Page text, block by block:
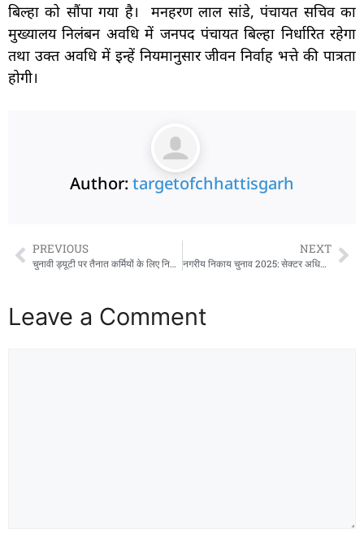
बिल्हा को सौंपा गया है। मनहरण लाल सांडे, पंचायत सचिव का
मुख्यालय निलंबन अवधि में जनपद पंचायत बिल्हा निर्धारित रहेगा
तथा उक्त अवधि में इन्हें नियमानुसार जीवन निर्वाह भत्ते की पात्रता
होगी।
Author: targetofchhattisgarh
PREVIOUS
चुनावी ड्यूटी पर तैनात कर्मियों के लिए निर्वाचन कर्तव्य मतपत्र से मतदान की सुविधा
NEXT
नगरीय निकाय चुनाव 2025: सेक्टर अधिकारियों को कलेक्टर ने दिए अहम निर्देश
Leave a Comment